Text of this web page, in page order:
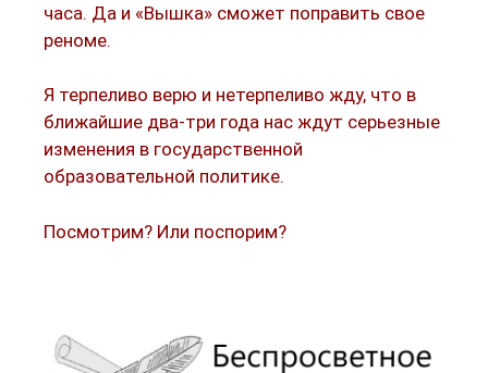
часа. Да и «Вышка» сможет поправить свое
реноме.
Я терпеливо верю и нетерпеливо жду, что в
ближайшие два-три года нас ждут серьезные
изменения в государственной
образовательной политике.
Посмотрим? Или поспорим?